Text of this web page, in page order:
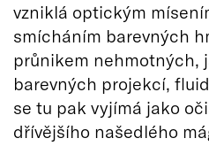
vzniklá optickým
smícháním barevných
průnikem nehmotných,
barevných projekcí,
se tu pak vyjímá jako
dřívějšího našedlého